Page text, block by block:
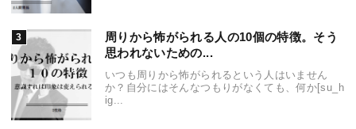
周りから怖がられる人の10個の特徴。そう
思われないための...
いつも周りから怖がられるという人はいません
か？自分にはそんなつもりがなくても、何か[su_h
ig...